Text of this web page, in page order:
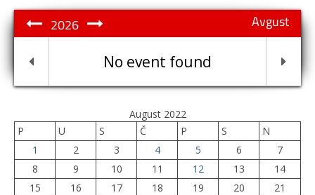
Avgust
2026
No event found
August 2022
P
U S Č P S
N
1
2 3 4 5 6
7
8
9 10 11 12 13
14
15
16 17 18 19 20
21